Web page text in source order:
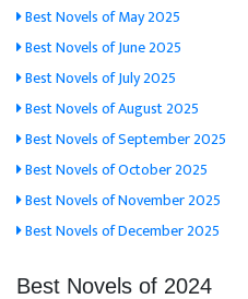
Best Novels of May 2025
Best Novels of June 2025
Best Novels of July 2025
Best Novels of August 2025
Best Novels of September 2025
Best Novels of October 2025
Best Novels of November 2025
Best Novels of December 2025
Best Novels of 2024